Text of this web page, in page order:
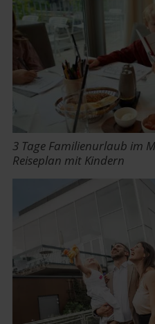
3 Tage Familienurlaub im
Reiseplan mit Kindern